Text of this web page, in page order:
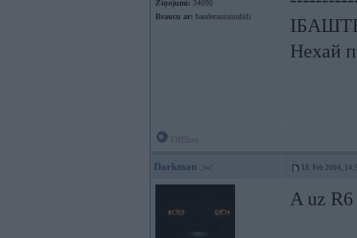
Ziņojumi: 34090
Braucu ar: banderautomobili
Нехай
Darkman 18. Feb 2004,
A uz